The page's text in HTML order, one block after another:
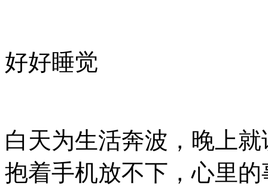
好好睡觉
白天为生活奔波，晚上
抱着手机放不下，心里